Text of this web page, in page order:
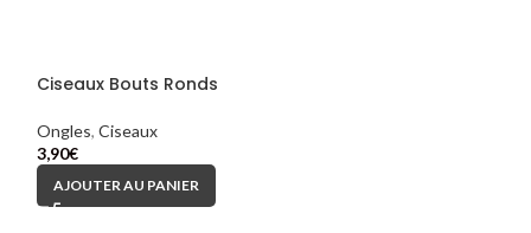
Ciseaux Bouts Ronds
Ongles, Ciseaux
3,90€
AJOUTER AU PANIER